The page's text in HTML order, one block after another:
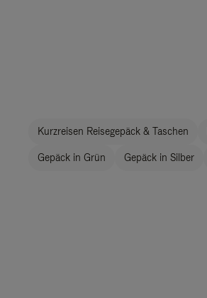
Kurzreisen Reisegepäck & Taschen
Gepäck in Grün Gepäck in Silber